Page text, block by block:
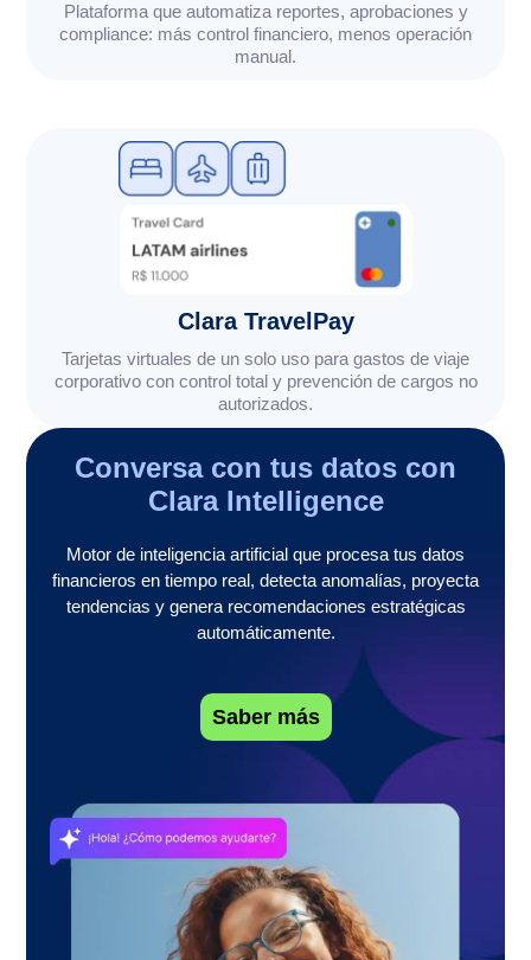
Plataforma que automatiza reportes, aprobaciones y
compliance: más control financiero, menos operación
manual.
Clara TravelPay
Tarjetas virtuales de un solo uso para gastos de viaje
corporativo con control total y prevención de cargos no
autorizados.
Conversa con tus datos con
Clara Intelligence
Motor de inteligencia artificial que procesa tus datos
financieros en tiempo real, detecta anomalías, proyecta
tendencias y genera recomendaciones estratégicas
automáticamente.
Saber más